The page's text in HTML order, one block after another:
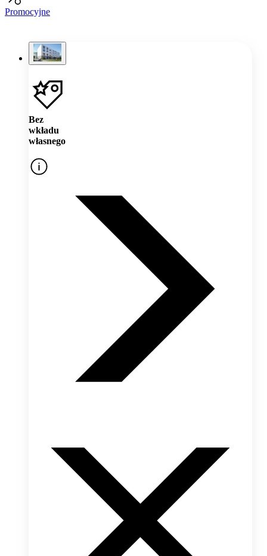
Promocyjne
Bez
wkładu
własnego